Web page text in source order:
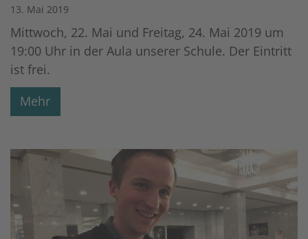
13. Mai 2019
Mittwoch, 22. Mai und Freitag, 24. Mai 2019 um
19:00 Uhr in der Aula unserer Schule. Der Eintritt
ist frei.
Mehr